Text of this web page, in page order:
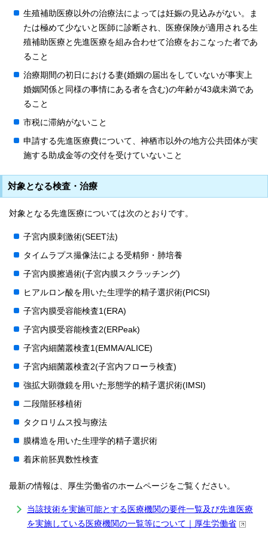
生殖補助医療以外の治療法によっては妊娠の見込みがない。ま
たは極めて少ないと医師に診断され、医療保険が適用される生
殖補助医療と先進医療を組み合わせて治療をおこなった者であ
ること
治療期間の初日における妻(婚姻の届出をしていないが事実上
婚姻関係と同様の事情にある者を含む)の年齢が43歳未満であ
ること
市税に滞納がないこと
申請する先進医療費について、神栖市以外の地方公共団体が実
施する助成金等の交付を受けていないこと
対象となる検査・治療
対象となる先進医療については次のとおりです。
子宮内膜刺激術(SEET法)
タイムラプス撮像法による受精卵・肺培養
子宮内膜擦過術(子宮内膜スクラッチング)
ヒアルロン酸を用いた生理学的精子選択術(PICSI)
子宮内膜受容能検査1(ERA)
子宮内膜受容能検査2(ERPeak)
子宮内細菌叢検査1(EMMA/ALICE)
子宮内細菌叢検査2(子宮内フローラ検査)
強拡大顕微鏡を用いた形態学的精子選択術(IMSI)
二段階胚移植術
タクロリムス投与療法
膜構造を用いた生理学的精子選択術
着床前胚異数性検査
最新の情報は、厚生労働省のホームページをご覧ください。
当該技術を実施可能とする医療機関の要件一覧及び先進医療
を実施している医療機関の一覧等について｜厚生労働省